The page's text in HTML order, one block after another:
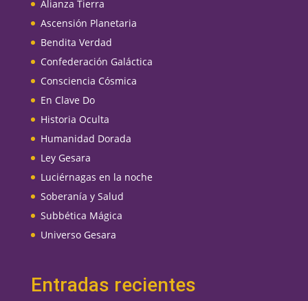
Alianza Tierra
Ascensión Planetaria
Bendita Verdad
Confederación Galáctica
Consciencia Cósmica
En Clave Do
Historia Oculta
Humanidad Dorada
Ley Gesara
Luciérnagas en la noche
Soberanía y Salud
Subbética Mágica
Universo Gesara
Entradas recientes